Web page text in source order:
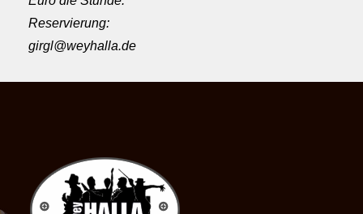
Reservierung:
girgl@weyhalla.de